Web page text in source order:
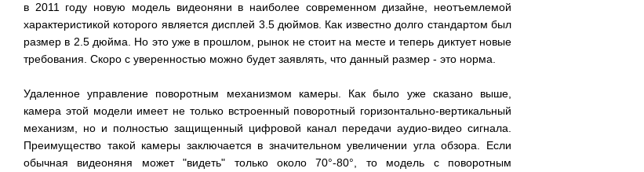
в 2011 году новую модель видеоняни в наиболее современном дизайне, неотъемлемой
характеристикой которого является дисплей 3.5 дюймов. Как известно долго стандартом был
размер в 2.5 дюйма. Но это уже в прошлом, рынок не стоит на месте и теперь диктует новые
требования. Скоро с уверенностью можно будет заявлять, что данный размер - это норма.
Удаленное управление поворотным механизмом камеры. Как было уже сказано выше,
камера этой модели имеет не только встроенный поворотный горизонтально-вертикальный
механизм, но и полностью защищенный цифровой канал передачи аудио-видео сигнала.
Преимущество такой камеры заключается в значительном увеличении угла обзора. Если
обычная видеоняня может "видеть" только около 70°-80°, то модель с поворотным